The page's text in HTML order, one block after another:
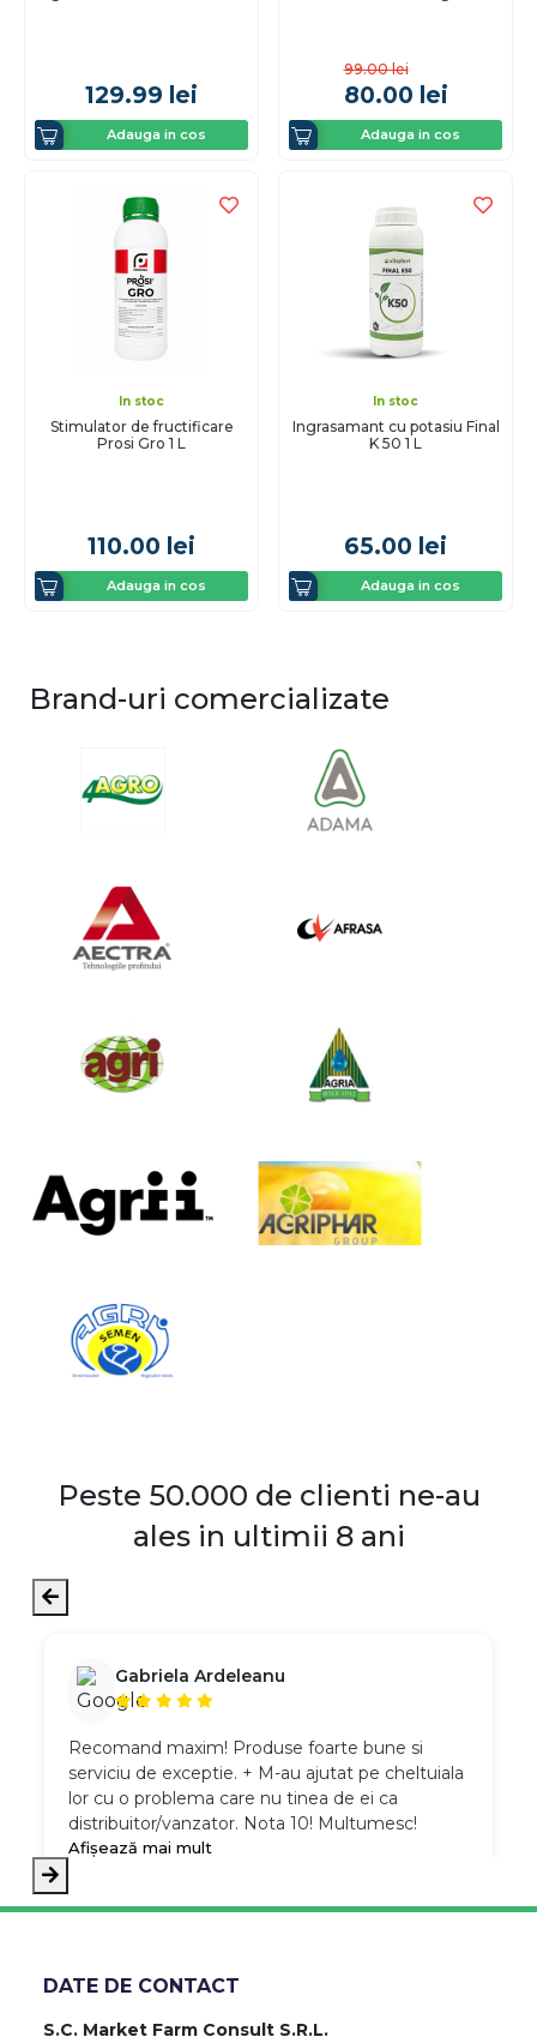
129.99 lei
Adauga in cos
99.00 lei
80.00 lei
Adauga in cos
In stoc
Stimulator de fructificare
Prosi Gro 1 L
110.00 lei
Adauga in cos
In stoc
Ingrasamant cu potasiu Final
K 50 1 L
65.00 lei
Adauga in cos
Brand-uri comercializate
Peste 50.000 de clienti ne-au
ales in ultimii 8 ani
Gabriela Ardeleanu
Recomand maxim! Produse foarte bune si
serviciu de exceptie. + M-au ajutat pe cheltuiala
lor cu o problema care nu tinea de ei ca
distribuitor/vanzator. Nota 10! Multumesc!
Afișează mai mult
DATE DE CONTACT
S.C. Market Farm Consult S.R.L.